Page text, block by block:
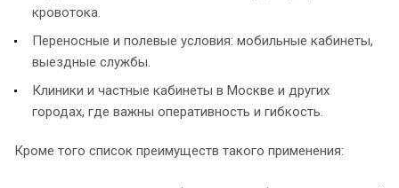
кровотока.
Переносные и полевые условия: мобильные кабинеты,
выездные службы.
Клиники и частные кабинеты в Москве и других
городах, где важны оперативность и гибкость.
Кроме того список преимуществ такого применения: